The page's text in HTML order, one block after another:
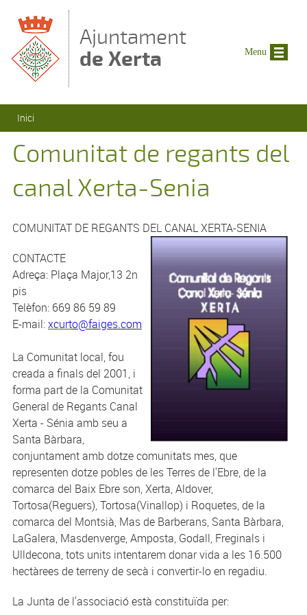
Ajuntament
de Xerta
Esteu aquí
Inici
Comunitat de regants del
canal Xerta-Senia
COMUNITAT DE REGANTS DEL CANAL XERTA-SENIA
CONTACTE
Adreça: Plaça Major,13 2n
pis
Telèfon: 669 86 59 89
E-mail:xcurto@faiges.com
La Comunitat local, fou
creada a finals del 2001, i
forma part de la Comunitat
General de Regants Canal
Xerta - Sénia amb seu a
Santa Bàrbara,
conjuntament amb dotze comunitats mes, que
representen dotze pobles de les Terres de l'Ebre, de la
comarca del Baix Ebre son, Xerta, Aldover,
Tortosa(Reguers), Tortosa(Vinallop) i Roquetes, de la
comarca del Montsià, Mas de Barberans, Santa Bàrbara,
LaGalera, Masdenverge, Amposta, Godall, Freginals i
Ulldecona, tots units intentarem donar vida a les 16.500
hectàrees de terreny de secà i convertir-lo en regadiu.
La Junta de l'associació està constituïda per:
Menu